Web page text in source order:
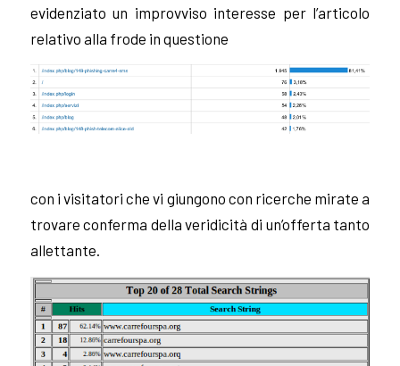
evidenziato un improvviso interesse per l’articolo
relativo alla frode in questione
con i visitatori che vi giungono con ricerche mirate a
trovare conferma della veridicità di un’offerta tanto
allettante.